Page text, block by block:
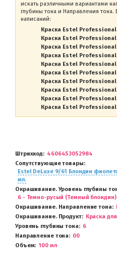
искать различными вариантами
глубины тона и Направления
написаний:
Краска Estel
Краска Estel
Краска Estel
Краска Estel
Краска Estel
Краска Estel
Краска Estel
Краска Estel
Краска Estel
Краска Estel
Штрихкод
4606453052984
Сопутствующие товары
Estel DeLuxe 9/61 Блондин
мл.
Окрашивание. Уровень глубины
6 - Темно-русый (Темный блондин)
Окрашивание. Направление тона
Окрашивание. Продукт
Краска
Уровень глубины тона
6
Направление тона
00
Объем
100 мл